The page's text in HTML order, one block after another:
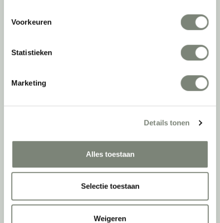
Voorkeuren
Statistieken
Marketing
Details tonen
Alles toestaan
Selectie toestaan
Weigeren
Als grootste onafhankelijke projectinrichter én expert op het gebied
van de beste werkomgeving zetten we ons dagelijks met veel
realiseren: de allerbeste werkomgeving. En dat doen we niet alleen
met het oog op nu; dankzij ons duurzame en circulaire karakter
tweede leven kunnen geven, bijvoorbeeld. Maar ook door keer op
keer actief te kijken naar de duurzaamste optie.
Projectstoffering
Kantoorkasten